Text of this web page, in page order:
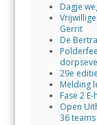
Dagje
Gerrit
De
29e
Melding
Fase 2
Open
36 teams